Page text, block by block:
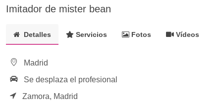
Imitador de mister bean
Detalles Servicios Fotos Vídeos
Madrid
Se desplaza el profesional
Zamora, Madrid